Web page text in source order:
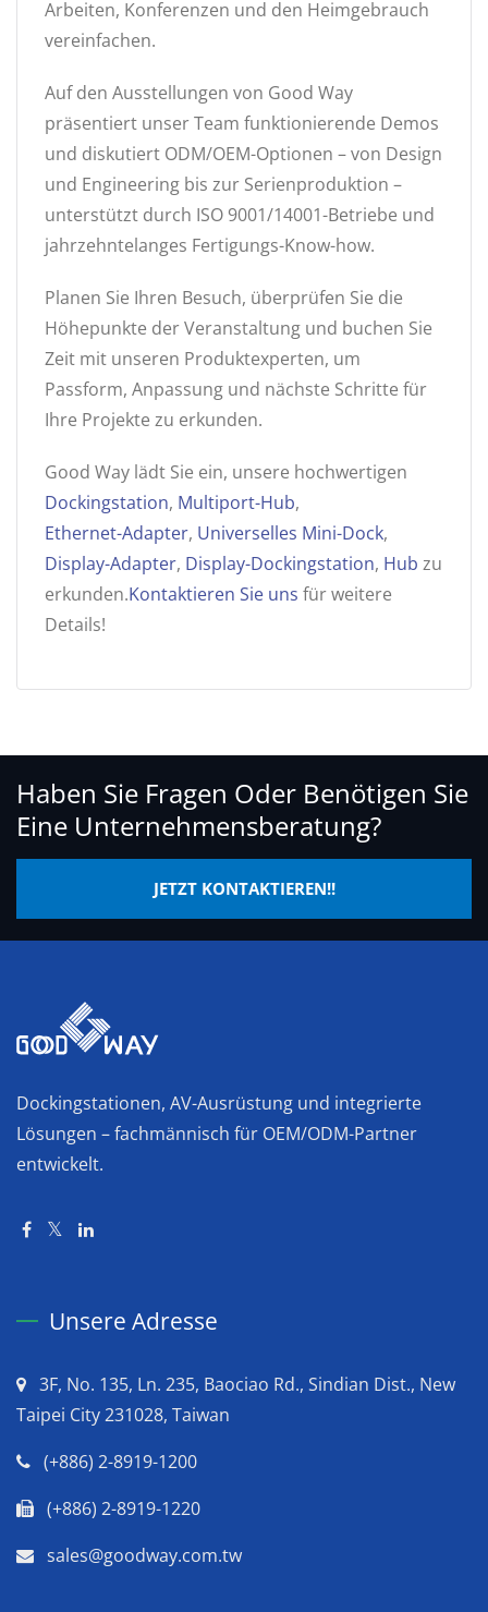
Arbeiten, Konferenzen und den Heimgebrauch
vereinfachen.
Auf den Ausstellungen von Good Way
präsentiert unser Team funktionierende Demos
und diskutiert ODM/OEM-Optionen – von Design
und Engineering bis zur Serienproduktion –
unterstützt durch ISO 9001/14001-Betriebe und
jahrzehntelanges Fertigungs-Know-how.
Planen Sie Ihren Besuch, überprüfen Sie die
Höhepunkte der Veranstaltung und buchen Sie
Zeit mit unseren Produktexperten, um
Passform, Anpassung und nächste Schritte für
Ihre Projekte zu erkunden.
Good Way lädt Sie ein, unsere hochwertigen
Dockingstation, Multiport-Hub,
Ethernet-Adapter, Universelles Mini-Dock,
Display-Adapter, Display-Dockingstation, Hub zu
erkunden.Kontaktieren Sie uns für weitere
Details!
Haben Sie Fragen Oder Benötigen Sie
Eine Unternehmensberatung?
JETZT KONTAKTIEREN!!
Dockingstationen, AV-Ausrüstung und integrierte
Lösungen – fachmännisch für OEM/ODM-Partner
entwickelt.
Unsere Adresse
3F, No. 135, Ln. 235, Baociao Rd., Sindian Dist., New
Taipei City 231028, Taiwan
(+886) 2-8919-1200
(+886) 2-8919-1220
sales@goodway.com.tw